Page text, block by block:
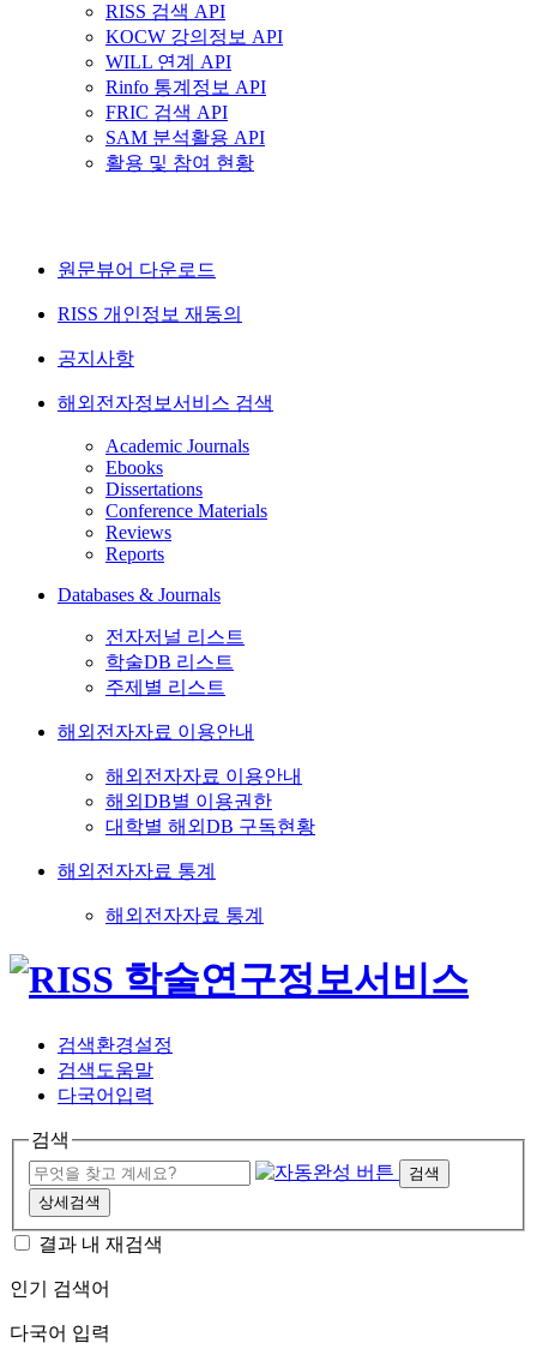
RISS 검색 API
KOCW 강의정보 API
WILL 연계 API
Rinfo 통계정보 API
FRIC 검색 API
SAM 분석활용 API
활용 및 참여 현황
원문뷰어 다운로드
RISS 개인정보 재동의
공지사항
해외전자정보서비스 검색
Academic Journals
Ebooks
Dissertations
Conference Materials
Reviews
Reports
Databases & Journals
전자저널 리스트
학술DB 리스트
주제별 리스트
해외전자자료 이용안내
해외전자자료 이용안내
해외DB별 이용권한
대학별 해외DB 구독현황
해외전자자료 통계
해외전자자료 통계
검색환경설정
검색도움말
다국어입력
검색
검색
상세검색
결과 내 재검색
인기 검색어
다국어 입력